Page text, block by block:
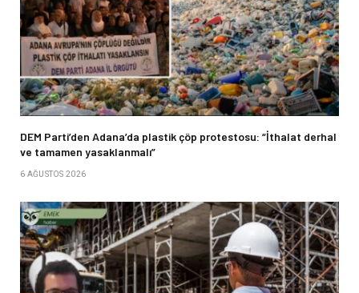
DEM Parti’den Adana’da plastik çöp protestosu: “İthalat derhal
ve tamamen yasaklanmalı”
6 AĞUSTOS 2026